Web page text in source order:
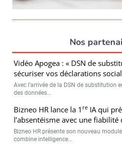
Nos
Vidéo Apogea : « DSN de
sécuriser vos déclarations
Avec l’arrivée de la DSN de substitution
des données...
Bizneo HR lance la 1 re IA qui
l’absentéisme avec une fiabilité
Bizneo HR présente son nouveau
combine intelligence...